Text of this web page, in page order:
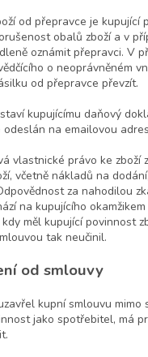
od přepravce je kupující
obalů zboží a v
oznámit přepravci. V
o neoprávněném
od přepravce převzít.
kupujícímu daňový
na emailovou
vlastnické právo ke zboží
včetně nákladů na
za nahodilou
na kupujícího
měl kupující povinnost
tak neučinil.
od smlouvy
kupní smlouvu mimo
jako spotřebitel, má